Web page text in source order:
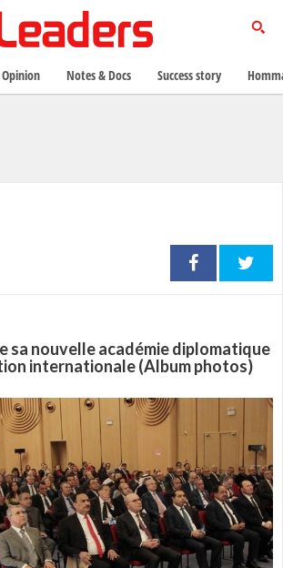
sa nouvelle académie diplomatique
internationale (Album photos)
Opinion Notes & Docs Success story